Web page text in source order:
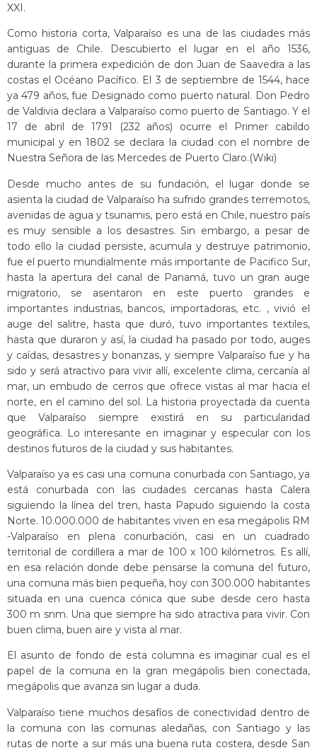
XXI.
Como historia corta, Valparaíso es una de las ciudades más
antiguas de Chile. Descubierto el lugar en el año 1536,
durante la primera expedición de don Juan de Saavedra a las
costas el Océano Pacífico. El 3 de septiembre de 1544, hace
ya 479 años, fue Designado como puerto natural. Don Pedro
de Valdivia declara a Valparaíso como puerto de Santiago. Y el
17 de abril de 1791 (232 años) ocurre el Primer cabildo
municipal y en 1802 se declara la ciudad con el nombre de
Nuestra Señora de las Mercedes de Puerto Claro.(Wiki)
Desde mucho antes de su fundación, el lugar donde se
asienta la ciudad de Valparaíso ha sufrido grandes terremotos,
avenidas de agua y tsunamis, pero está en Chile, nuestro país
es muy sensible a los desastres. Sin embargo, a pesar de
todo ello la ciudad persiste, acumula y destruye patrimonio,
fue el puerto mundialmente más importante de Pacifico Sur,
hasta la apertura del canal de Panamá, tuvo un gran auge
migratorio, se asentaron en este puerto grandes e
importantes industrias, bancos, importadoras, etc. , vivió el
auge del salitre, hasta que duró, tuvo importantes textiles,
hasta que duraron y así, la ciudad ha pasado por todo, auges
y caídas, desastres y bonanzas, y siempre Valparaíso fue y ha
sido y será atractivo para vivir allí, excelente clima, cercanía al
mar, un embudo de cerros que ofrece vistas al mar hacia el
norte, en el camino del sol. La historia proyectada da cuenta
que Valparaíso siempre existirá en su particularidad
geográfica. Lo interesante en imaginar y especular con los
destinos futuros de la ciudad y sus habitantes.
Valparaíso ya es casi una comuna conurbada con Santiago, ya
está conurbada con las ciudades cercanas hasta Calera
siguiendo la línea del tren, hasta Papudo siguiendo la costa
Norte. 10.000.000 de habitantes viven en esa megápolis RM
-Valparaíso en plena conurbación, casi en un cuadrado
territorial de cordillera a mar de 100 x 100 kilómetros. Es allí,
en esa relación donde debe pensarse la comuna del futuro,
una comuna más bien pequeña, hoy con 300.000 habitantes
situada en una cuenca cónica que sube desde cero hasta
300 m snm. Una que siempre ha sido atractiva para vivir. Con
buen clima, buen aire y vista al mar.
El asunto de fondo de esta columna es imaginar cual es el
papel de la comuna en la gran megápolis bien conectada,
megápolis que avanza sin lugar a duda.
Valparaíso tiene muchos desafíos de conectividad dentro de
la comuna con las comunas aledañas, con Santiago y las
rutas de norte a sur más una buena ruta costera, desde San